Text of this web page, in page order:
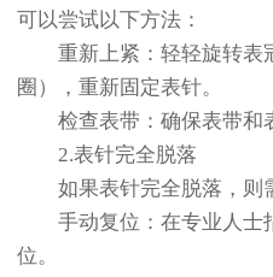
可以尝试以下方法：
重新上紧：轻轻旋转表
圈），重新固定表针。
检查表带：确保表带和表
2.表针完全脱落
如果表针完全脱落，则
手动复位：在专业人士
位。